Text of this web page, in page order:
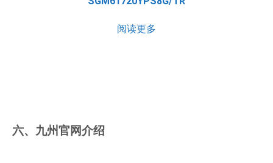
阅读更多
六、九州官网介绍